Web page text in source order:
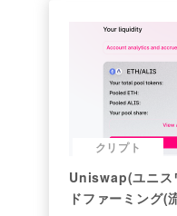
クリプト
Uniswap(ユニス
ドファーミング(